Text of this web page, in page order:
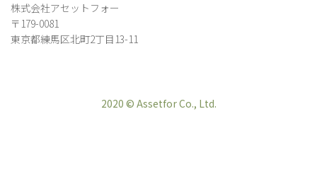
株式会社アセットフォー
〒179-0081
東京都練馬区北町2丁目13-11
2020 © Assetfor Co., Ltd.